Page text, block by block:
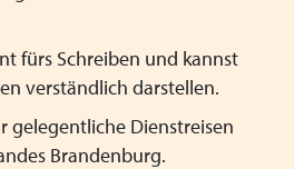
fürs Schreiben und kannst
verständlich darstellen.
gelegentliche Dienstreisen
Brandenburg.